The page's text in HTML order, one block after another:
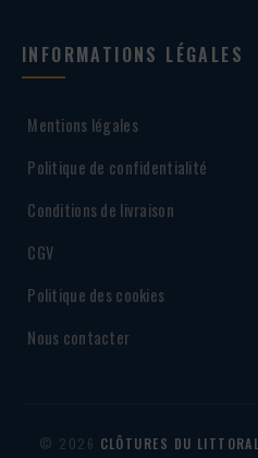
INFORMATIONS LÉGALES
Mentions légales
Politique de confidentialité
Conditions de livraison
CGV
Politique des cookies
Nous contacter
© 2026 CLÔTURES DU LITTORAL